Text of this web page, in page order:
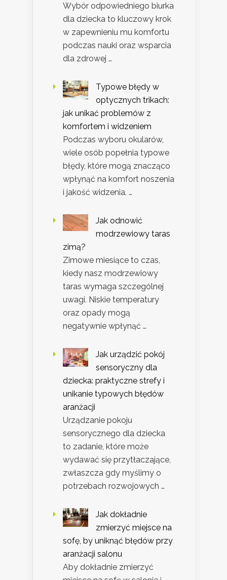
Wybór odpowiedniego biurka
dla dziecka to kluczowy krok
w zapewnieniu mu komfortu
podczas nauki oraz wsparcia
dla zdrowej …
Typowe błędy w
optycznych trikach:
jak unikać problemów z
komfortem i widzeniem
Podczas wyboru okularów,
wiele osób popełnia typowe
błędy, które mogą znacząco
wpłynąć na komfort noszenia
i jakość widzenia. …
Jak odnowić
modrzewiowy taras
zimą?
Zimowe miesiące to czas,
kiedy nasz modrzewiowy
taras wymaga szczególnej
uwagi. Niskie temperatury
oraz opady mogą
negatywnie wpłynąć …
Jak urządzić pokój
sensoryczny dla
dziecka: praktyczne strefy i
unikanie typowych błędów
aranżacji
Urządzanie pokoju
sensorycznego dla dziecka
to zadanie, które może
wydawać się przytłaczające,
zwłaszcza gdy myślimy o
potrzebach rozwojowych …
Jak dokładnie
zmierzyć miejsce na
sofę, by uniknąć błędów przy
aranżacji salonu
Aby dokładnie zmierzyć